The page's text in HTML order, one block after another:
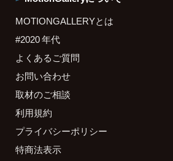
MOTIONGALLERYとは
#2020 年代
よくあるご質問
お問い合わせ
取材のご相談
利用規約
プライバシーポリシー
特商法表示